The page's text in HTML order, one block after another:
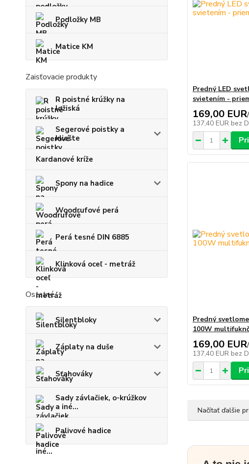
Podložky MB
Matice KM
Zaisťovacie produkty
R poistné krúžky na
ložiská
Segerové poistky a
kliešte
Kardanové kríže
Spony na hadice
Woodrufové perá
Perá tesné DIN 6885
Klinková oceľ - metráž
Ostatné
Silentbloky
Záplaty na duše
Sťahováky
Sady závlačiek, o-krúžkov
a iné...
Palivové hadice
Predný LED
svietením -
169,00 EUR/
137,40 EUR bez
Predný
100W
169,00 EUR/
137,40 EUR bez
Načítať ďalšie